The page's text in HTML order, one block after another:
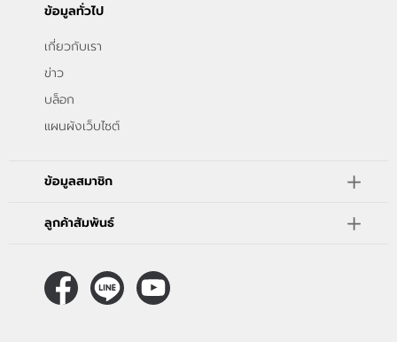
ข้อมูลทั่วไป
เกี่ยวกับเรา
ข่าว
บล็อก
แผนผังเว็บไซต์
ข้อมูลสมาชิก
ลูกค้าสัมพันธ์